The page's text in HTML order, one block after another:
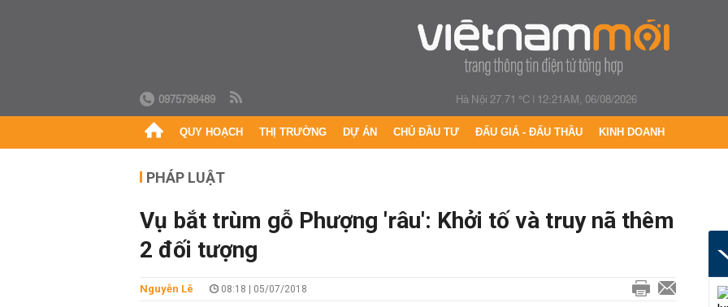
0975798489 Hà Nội 27.71 °C| 12:21AM, 06/08/2026
QUY HOẠCH THỊ TRƯỜNG DỰ ÁN CHỦ ĐẦU TƯ ĐẤU GIÁ - ĐẤU THẦU KINH DOANH
PHÁP LUẬT
Vụ bắt trùm gỗ Phượng 'râu': Khởi tố và truy nã thêm
2 đối tượng
Nguyễn Lê 08:18 | 05/07/2018